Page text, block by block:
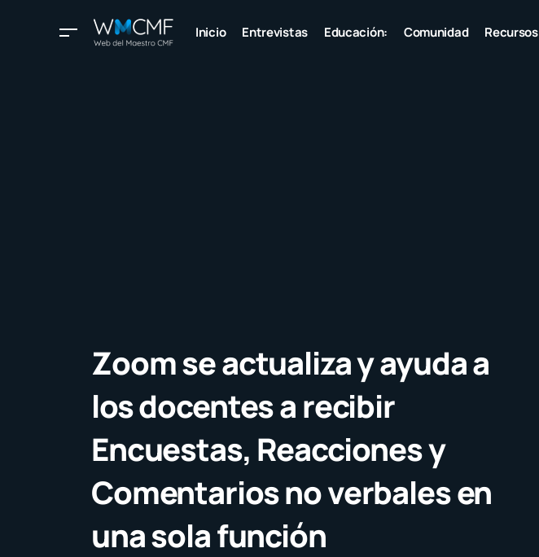
Inicio Entrevistas Educación: Comunidad Recursos
Zoom se actualiza y ayuda a
los docentes a recibir
Encuestas, Reacciones y
Comentarios no verbales en
una sola función